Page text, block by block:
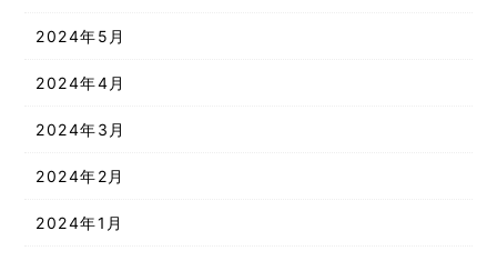
2024年5月
2024年4月
2024年3月
2024年2月
2024年1月